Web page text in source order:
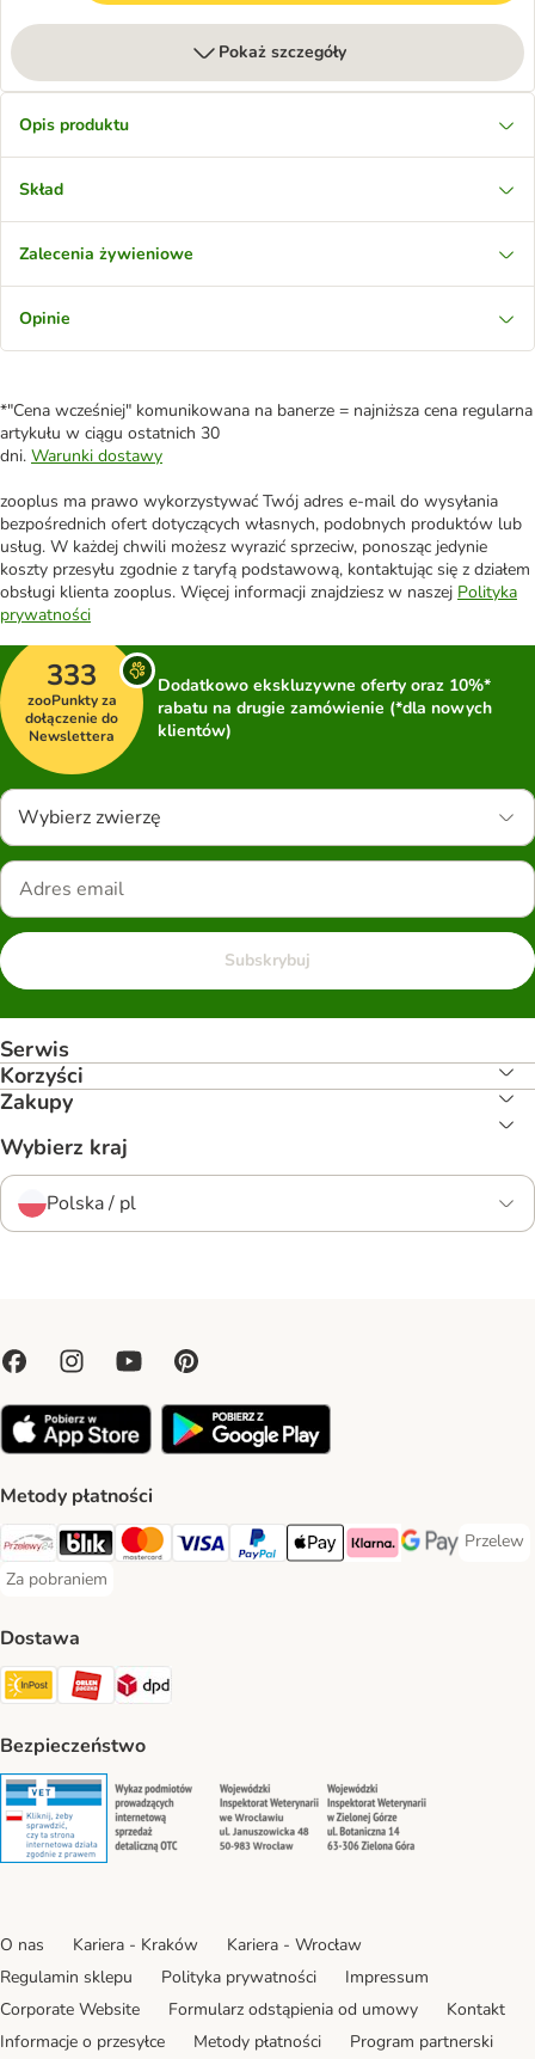
Pokaż szczegóły
Opis produktu
Skład
Zalecenia żywieniowe
Opinie
*"Cena wcześniej" komunikowana na banerze = najniższa cena regularna
artykułu w ciągu ostatnich 30
dni. Warunki dostawy
zooplus ma prawo wykorzystywać Twój adres e-mail do wysyłania
bezpośrednich ofert dotyczących własnych, podobnych produktów lub
usług. W każdej chwili możesz wyrazić sprzeciw, ponosząc jedynie
koszty przesyłu zgodnie z taryfą podstawową, kontaktując się z działem
obsługi klienta zooplus. Więcej informacji znajdziesz w naszej Polityka
prywatności
333
zooPunkty za
dołączenie do
Newslettera
Dodatkowo ekskluzywne oferty oraz 10%*
rabatu na drugie zamówienie (*dla nowych
klientów)
Wybierz zwierzę
Subskrybuj
Serwis
Korzyści
Zakupy
Wybierz kraj
Polska / pl
Metody płatności
Przelewy24 Payment Method
Blik Payment Method
MasterCard Payment Method
Visa Payment Method
PayPal Payment Method
Apple Pay Payment Method
Klarna Payment Method
Google Pay
Przelew
Przelew
Za pobraniem
Za pobraniem Payment Method
Dostawa
Paczkomat® Shipping Method
ORLEN Paczka Shipping Method
DPD Shipping Method
Bezpieczeństwo
Security Security Security
O nas Kariera - Kraków
Kariera - Wrocław
Regulamin sklepu
Polityka prywatności
Impressum
Corporate Website
Formularz odstąpienia od umowy
Kontakt
Informacje o przesyłce
Metody płatności Program partnerski